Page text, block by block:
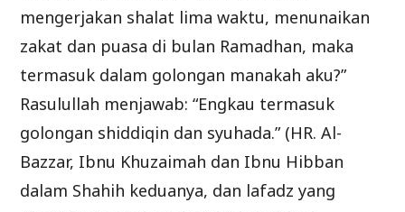
mengerjakan shalat lima waktu, menunaikan
zakat dan puasa di bulan Ramadhan, maka
termasuk dalam golongan manakah aku?”
Rasulullah menjawab: “Engkau termasuk
golongan shiddiqin dan syuhada.” (HR. Al-
Bazzar, Ibnu Khuzaimah dan Ibnu Hibban
dalam Shahih keduanya, dan lafadz yang